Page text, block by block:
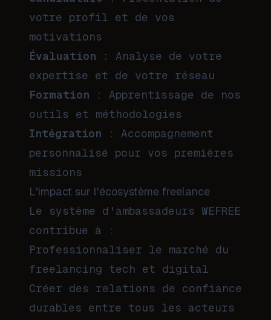
votre profil et de vos
motivations
Évaluation : Analyse de votre
expertise et de votre réseau
Formation : Apprentissage de nos
outils et méthodologies
Intégration : Accompagnement
personnalisé pour vos premières
missions
L'impact sur l'écosystème freelance
Le système d'ambassadeurs WEFREE
contribue à :
Professionnaliser le marché du
freelancing tech et digital
Créer des relations de confiance
durables entre tous les acteurs